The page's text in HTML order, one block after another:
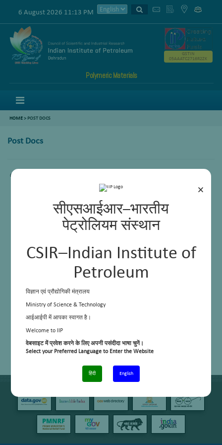
×
सीएसआईआर–भारतीय
पेट्रोलियम संस्थान
CSIR–Indian Institute of
Petroleum
विज्ञान एवं प्रौद्योगिकी मंत्रालय
Ministry of Science & Technology
आईआईपी में आपका स्वागत है।
Welcome to IIP
वेबसाइट में प्रवेश करने के लिए अपनी पसंदीदा भाषा चुनें।
Select your Preferred Language to Enter the Website
हिंदी English
6 August 2026 11:13 PM
Polymeric Materials
GSTIN
05AAATC2716R2ZK
HOME> POST DOCS
Post Docs
Comming Soon.